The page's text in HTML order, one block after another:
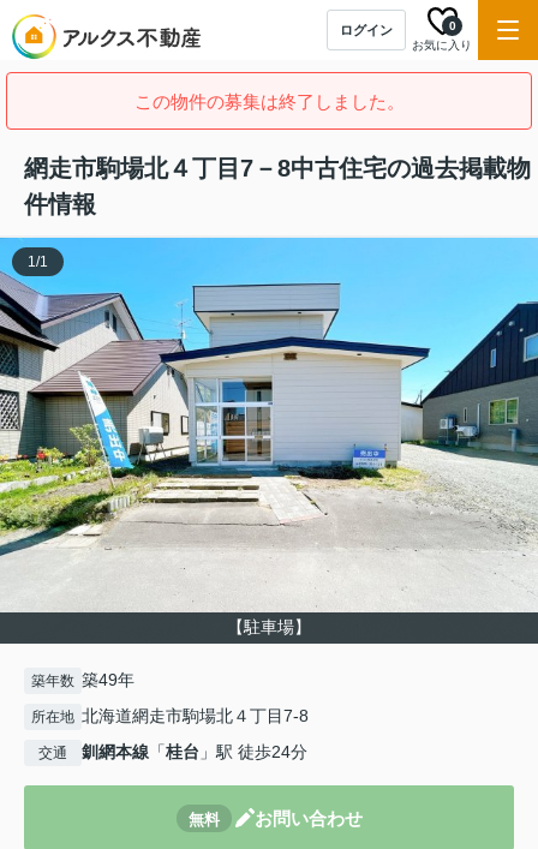
ログイン
お気に入り
0
この物件の募集は終了しました。
網走市駒場北４丁目7－8中古住宅の過去掲載物
件情報
【駐車場】
1/1
築年数 築49年
所在地 北海道網走市駒場北４丁目7-8
交通 釧網本線 「桂台 」駅 徒歩24分
無料 お問い合わせ